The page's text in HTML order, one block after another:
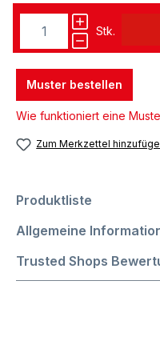
Stk.
Muster bestellen
Wie funktioniert eine
Zum Merkzettel
Produktliste
Allgemeine
Trusted Shops